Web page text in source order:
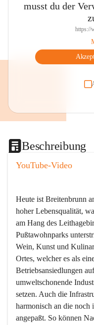
musst du der
https://
Beschreibung
YouTube-Video
Heute ist Breitenbrunn
hoher Lebensqualität,
am Hang des
Pußtawohnparks
Wein, Kunst und
Ortes, welcher es als
Betriebsansiedlungen
umweltschonende
setzen. Auch die
harmonisch an die noch
angepaßt. So können